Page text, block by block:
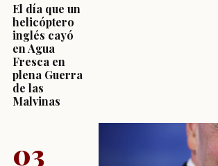
El día que un
helicóptero
inglés cayó
en Agua
Fresca en
plena Guerra
de las
Malvinas
03